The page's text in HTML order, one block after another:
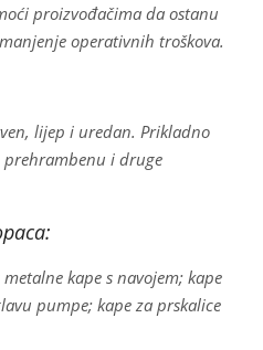
proizvođačima da ostanu
operativnih troškova.
lijep i uredan. Prikladno
prehrambenu i druge
kape s navojem; kape
pumpe; kape za prskalice